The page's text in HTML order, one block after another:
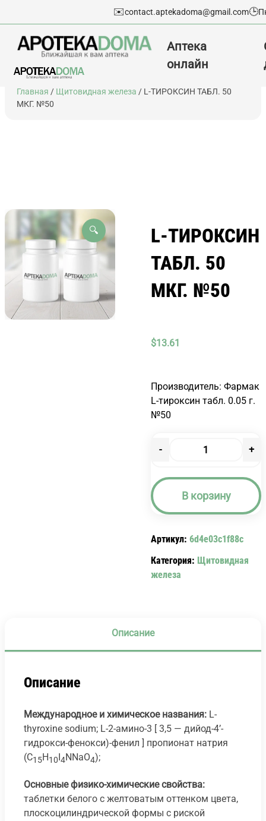
Перейти
содержимому
✉️contact.aptekadoma@gmail.com🕒
Аптека
онлайн
Главная / Щитовидная железа / L-ТИРОКСИН ТАБЛ. 50
МКГ. №50
🔍
L-ТИРОКСИН
ТАБЛ. 50
МКГ. №50
$13.61
Производитель: Фармак
L-тироксин табл. 0.05 г.
№50
-
L-
ТИРОКСИН
ТАБЛ.
МКГ.
№50
+
В корзину
Артикул: 6d4e03c1f88c
Категория: Щитовидная
железа
Описание
Описание
Международное и химическое названия: L-
thyroxine sodium; L-2-амино-3 [ 3,5 — дийод-4’-
гидрокси-фенокси)-фенил ] пропионат натрия
(С15Н10І4NNaO4);
Основные физико-химические свойства:
таблетки белого с желтоватым оттенком цвета,
плоскоцилиндрической формы с риской